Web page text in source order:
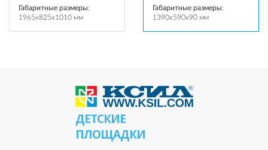
Габаритные размеры:
1965x825x1010 мм
Габаритные размеры:
1390x590x90 мм
ДЕТСКИЕ
ПЛОЩАДКИ